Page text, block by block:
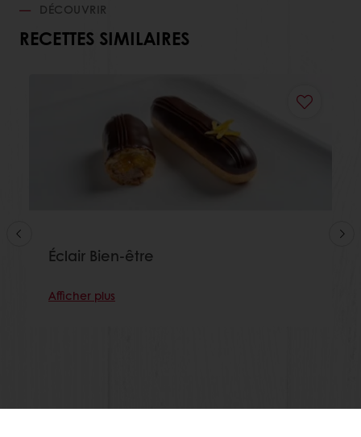
DÉCOUVRIR
RECETTES SIMILAIRES
Éclair Bien-être
Afficher plus